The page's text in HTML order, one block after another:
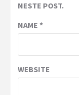
NESTE POST.
NAME *
WEBSITE